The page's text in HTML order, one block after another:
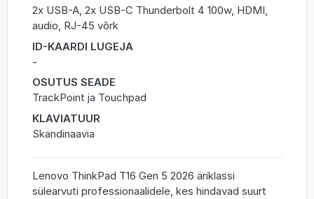
2x USB-A, 2x USB-C Thunderbolt 4 100w, HDMI,
audio, RJ-45 võrk
ID-KAARDI LUGEJA
-
OSUTUS SEADE
TrackPoint ja Touchpad
KLAVIATUUR
Skandinaavia
Lenovo ThinkPad T16 Gen 5 2026 äriklassi
sülearvuti professionaalidele, kes hindavad suurt